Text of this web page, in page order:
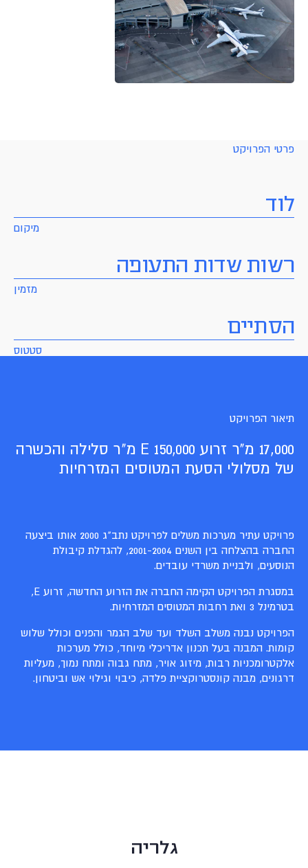
פרטי הפרויקט
לוד
מיקום
רשות שדות התעופה
מזמין
הסתיים
סטטוס
תיאור הפרויקט
17,000 מ"ר זרוע E 150,000 מ"ר סלילה והכשרה
של מסלולי הסעת המטוסים המזרחיות
פרויקט עתיר מערכות משלים לפרויקט נתב"ג 2000 אותו ביצעה
החברה בהצלחה בין השנים 2001-2004, להגדלת קיבולת
הנוסעים, ולבניית משרדי עובדים.
במסגרת הפרויקט הקימה החברה את הזרוע החדשה, זרוע E,
בטרמינל 3 ואת רחבות המטוסים המזרחיות.
הפרויקט נבנה משלב השלד ועד שלב הגמר והפנים וכולל שלוש
קומות. המבנה בעל תכנון אדריכלי מיוחד, כולל מערכות
אלקטרומכניות רבות, מיזוג אויר, מתח גבוה ומתח נמוך, מעליות
דרגונים, מבנה קונסטרוקציית פלדה, כיבוי וגילוי אש וביטחון.
גלריה